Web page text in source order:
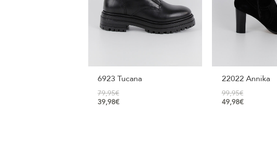
6923 Tucana
79,95€
39,98€
22022 Annika
99,95€
49,98€